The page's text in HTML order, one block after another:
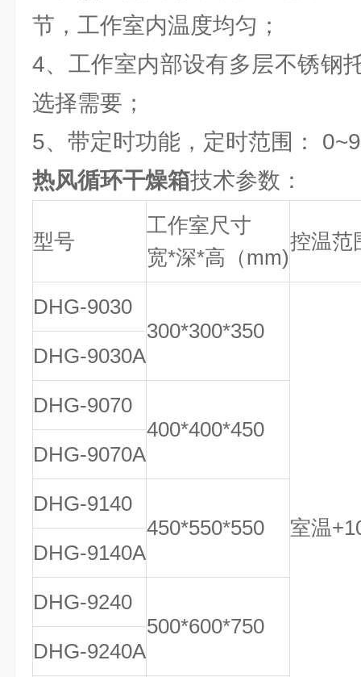
节，工作室内温度均匀；
4、工作室内部设有多层不锈钢
选择需要；
5、带定时功能，定时范围：
热风循环干燥箱技术参数：
型号
工作室尺寸
宽*深*高（mm)
控温
DHG-9030
300*300*350
室温
DHG-9030A
DHG-9070
400*400*450
DHG-9070A
DHG-9140
450*550*550
DHG-9140A
DHG-9240
500*600*750
DHG-9240A